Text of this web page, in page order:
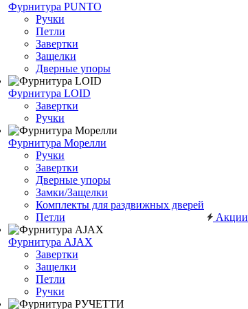
Фурнитура PUNTO
Ручки
Петли
Завертки
Защелки
Дверные упоры
Фурнитура LOID
Завертки
Ручки
Фурнитура Морелли
Ручки
Завертки
Дверные упоры
Замки/Защелки
Комплекты для раздвижных дверей
Петли
Фурнитура AJAX
Завертки
Защелки
Петли
Ручки
Акции